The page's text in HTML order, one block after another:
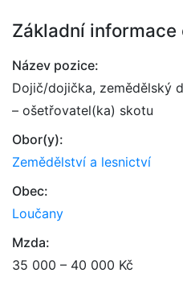
Základní
Název pozice:
Dojič/dojička, zemědělský
– ošetřovatel(ka) skotu
Obor(y):
Zemědělství a lesnictví
Obec:
Loučany
Mzda:
35 000 – 40 000 Kč